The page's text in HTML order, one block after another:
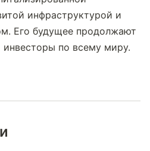
инфраструктурой и
Его будущее продолжают
по всему миру.